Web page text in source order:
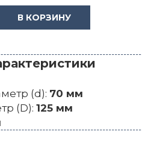
В КОРЗИНУ
(d): 70 мм
(D): 125 мм